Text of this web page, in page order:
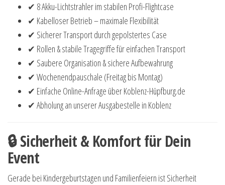
✔ 8 Akku-Lichtstrahler im stabilen Profi-Flightcase
✔ Kabelloser Betrieb – maximale Flexibilität
✔ Sicherer Transport durch gepolstertes Case
✔ Rollen & stabile Tragegriffe für einfachen Transport
✔ Saubere Organisation & sichere Aufbewahrung
✔ Wochenendpauschale (Freitag bis Montag)
✔ Einfache Online-Anfrage über Koblenz-Hüpfburg.de
✔ Abholung an unserer Ausgabestelle in Koblenz
🔒 Sicherheit & Komfort für Dein
Event
Gerade bei Kindergeburtstagen und Familienfeiern ist Sicherheit